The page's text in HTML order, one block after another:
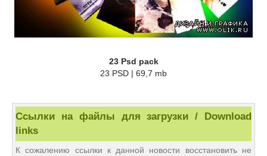
23 Psd pack
23 PSD | 69,7 mb
Ссылки на файлы для загрузки / Download
links
К сожалению ссылки к данной новости восстановить не